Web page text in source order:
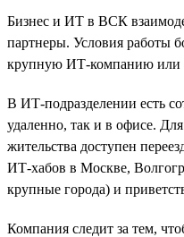
Бизнес и ИТ в ВСК
партнеры. Условия работы
крупную ИТ-компанию или
В ИТ-подразделении есть
удаленно, так и в офисе.
жительства доступен
ИТ-хабов в Москве,
крупные города) и
Компания следит за тем,